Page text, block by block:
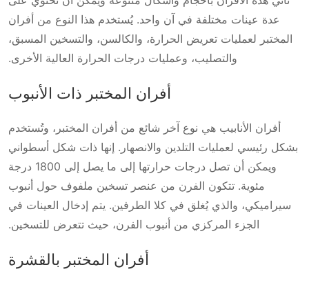
عدة عينات مختلفة في آن واحد. يُستخدم هذا النوع من أفران
المختبر لعمليات تعريض الحرارة، والكالسن، والتسخين المسبق،
والتصليب، وعمليات درجات الحرارة العالية الأخرى.
أفران المختبر ذات الأنبوب
أفران الأنابيب هي نوع آخر شائع من أفران المختبر، وتُستخدم
بشكل رئيسي لعمليات التلدين والانصهار. إنها ذات شكل أسطواني
ويمكن أن تصل درجات حرارتها إلى ما يصل إلى 1800 درجة
مئوية. تتكون الفرن من عنصر تسخين ملفوف حول أنبوب
سيراميكي، والذي يُغلق في كلا الطرفين. يتم إدخال العينات في
الجزء المركزي من أنبوب الفرن، حيث تتعرض للتسخين.
أفران المختبر بالقشرة